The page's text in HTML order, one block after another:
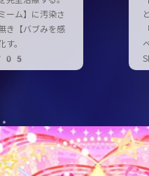
ーム】に汚染さ
き【バブみを感
す。